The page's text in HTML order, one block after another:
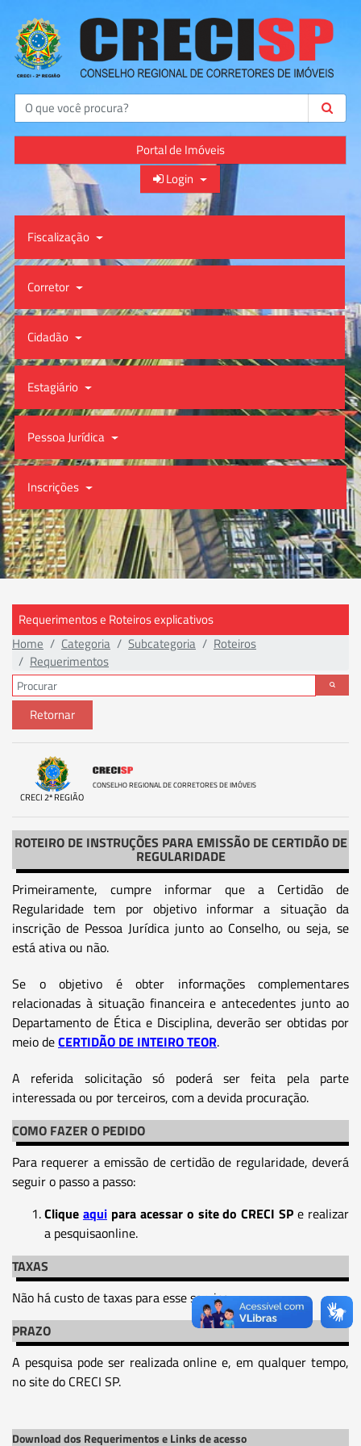
Buscar
Portal de Imóveis
Login
Fiscalização
Corretor
Cidadão
Estagiário
Pessoa Jurídica
Inscrições
Requerimentos e Roteiros explicativos
Home
Categoria Subcategoria
Roteiros
Requerimentos
Retornar
CRECI 2ª REGIÃO
CONSELHO REGIONAL DE CORRETORES DE IMÓVEIS
ROTEIRO DE INSTRUÇÕES PARA EMISSÃO DE CERTIDÃO DE
REGULARIDADE
Primeiramente, cumpre informar que a Certidão de
Regularidade tem por objetivo informar a situação da
inscrição de Pessoa Jurídica junto ao Conselho, ou seja, se
está ativa ou não.
Se o objetivo é obter informações complementares
relacionadas à situação financeira e antecedentes junto ao
Departamento de Ética e Disciplina, deverão ser obtidas por
meio deCERTIDÃO DE INTEIRO TEOR.
A referida solicitação só poderá ser feita pela parte
interessada ou por terceiros, com a devida procuração.
COMO FAZER O PEDIDO
Para requerer a emissão de certidão de regularidade, deverá
seguir o passo a passo:
Clique aquipara acessar o site do CRECI SP e realizar
a pesquisaonline.
TAXAS
Não há custo de taxas para esse serviço.
PRAZO
A pesquisa pode ser realizada online e, em qualquer tempo,
no site do CRECI SP.
Download dos Requerimentos e Links de acesso